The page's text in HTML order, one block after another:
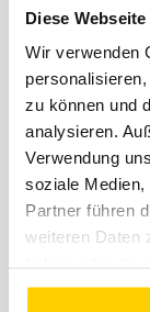
Diese
Wir verwenden
zu können und
analysieren.
Verwendung
soziale Medien,
Partner führen
weiteren Daten
gesammelt
Wir
DHL. Mit
uns einen
genau weißt,